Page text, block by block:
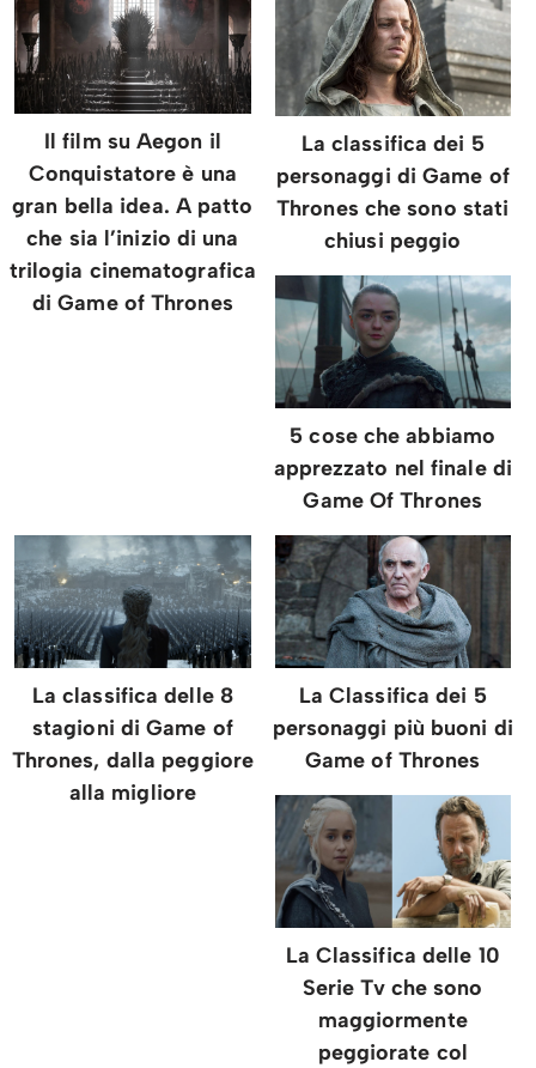
Il film su Aegon il
Conquistatore è una
gran bella idea. A patto
che sia l’inizio di una
trilogia cinematografica
di Game of Thrones
La classifica dei 5
personaggi di Game of
Thrones che sono stati
chiusi peggio
5 cose che abbiamo
apprezzato nel finale di
Game Of Thrones
La classifica delle 8
stagioni di Game of
Thrones, dalla peggiore
alla migliore
La Classifica dei 5
personaggi più buoni di
Game of Thrones
La Classifica delle 10
Serie Tv che sono
maggiormente
peggiorate col